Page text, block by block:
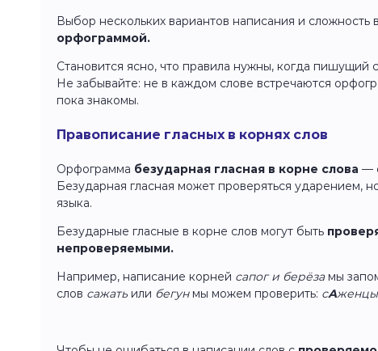
Выбор нескольких вариантов написания и сложность
орфограммой.
Становится ясно, что правила нужны, когда пишущий
Не забывайте: не в каждом слове встречаются
пока знакомы.
Правописание гласных в корнях слов
Орфограмма безударная гласная в корне слова —
Безударная гласная может проверяться ударением,
языка.
Безударные гласные в корне слов могут быть
непроверяемыми.
Например, написание корней сапог и берёзамы
слов сажать или бегунмы можем проверить: сА